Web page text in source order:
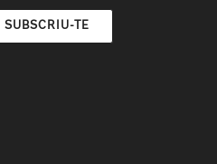
SUBSCRIU-TE